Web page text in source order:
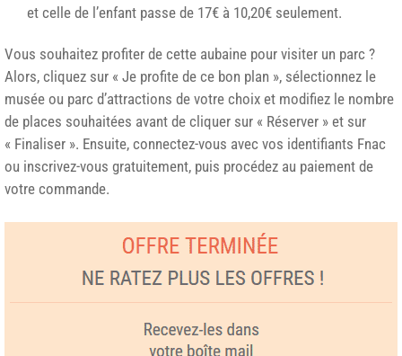
et celle de l’enfant passe de 17€ à 10,20€ seulement.
Vous souhaitez profiter de cette aubaine pour visiter un parc ?
Alors, cliquez sur « Je profite de ce bon plan », sélectionnez le
musée ou parc d’attractions de votre choix et modifiez le nombre
de places souhaitées avant de cliquer sur « Réserver » et sur
« Finaliser ». Ensuite, connectez-vous avec vos identifiants Fnac
ou inscrivez-vous gratuitement, puis procédez au paiement de
votre commande.